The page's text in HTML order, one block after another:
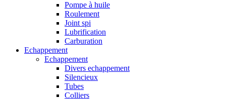
Pompe à huile
Roulement
Joint spi
Lubrification
Carburation
Echappement
Echappement
Divers echappement
Silencieux
Tubes
Colliers